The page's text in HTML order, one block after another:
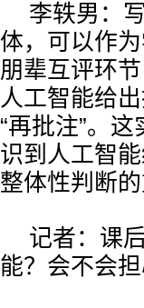
李轶男：
体，可以作
朋辈互评环
人工智能给
“再批注”。
识到人工智
整体性判断的
记者：课
能？会不会担